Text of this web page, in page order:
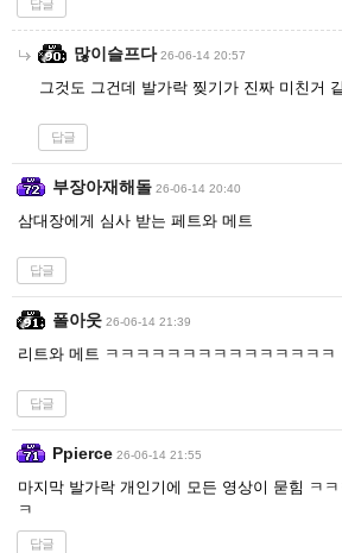
답글
많이슬프다 26-06-14 20:57
그것도 그건데 발가락 찢기가 진짜 미친거
답글
부장아재해돌 26-06-14 20:40
삼대장에게 심사 받는 페트와 메트
답글
폴아웃 26-06-14 21:39
리트와 메트 ㅋㅋㅋㅋㅋㅋㅋㅋㅋㅋㅋㅋㅋㅋㅋ
답글
Ppierce 26-06-14 21:55
마지막 발가락 개인기에 모든 영상이 묻힘 ㅋ
ㅋ
답글